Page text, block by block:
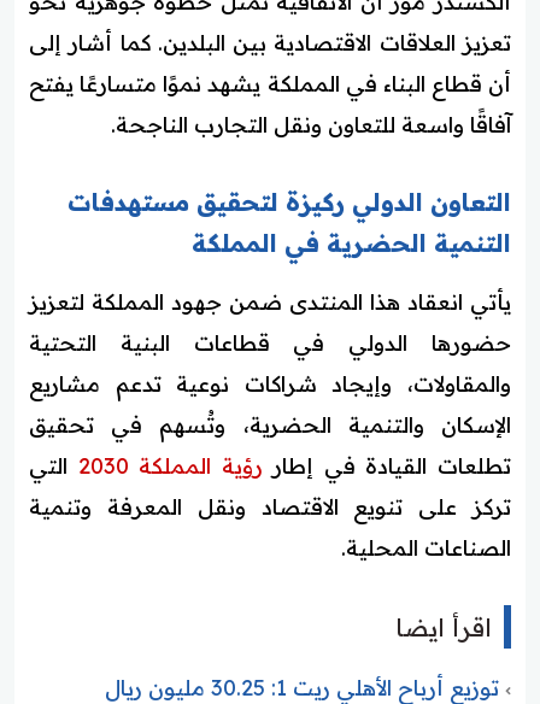
تعزيز العلاقات الاقتصادية بين البلدين. كما أشار إلى
أن قطاع البناء في المملكة يشهد نموًا متسارعًا يفتح
آفاقًا واسعة للتعاون ونقل التجارب الناجحة.
التعاون الدولي ركيزة لتحقيق مستهدفات
التنمية الحضرية في المملكة
يأتي انعقاد هذا المنتدى ضمن جهود المملكة لتعزيز
حضورها الدولي في قطاعات البنية التحتية
والمقاولات، وإيجاد شراكات نوعية تدعم مشاريع
الإسكان والتنمية الحضرية، وتُسهم في تحقيق
تطلعات القيادة في إطار رؤية المملكة 2030
التي
تركز على تنويع الاقتصاد ونقل المعرفة وتنمية
الصناعات المحلية.
اقرأ ايضا
توزيع أرباح الأهلي ريت 1: 30.25 مليون ريال